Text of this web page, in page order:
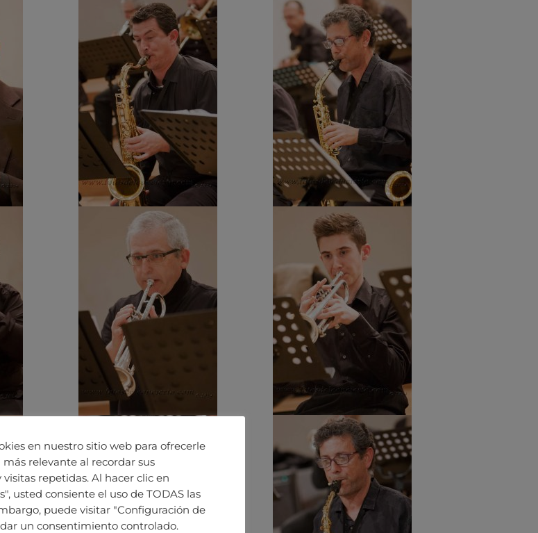
en nuestro sitio web para ofrecerle
más relevante al recordar sus
visitas repetidas. Al hacer clic en
usted consiente el uso de TODAS las
puede visitar "Configuración de
un consentimiento controlado.